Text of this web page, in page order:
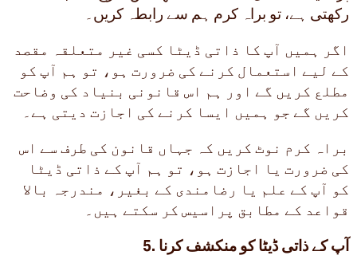
رکھتی ہے، تو براہ کرم ہم سے رابطہ کریں۔
اگر ہمیں آپ کا ذاتی ڈیٹا کسی غیر متعلقہ مقصد
کے لیے استعمال کرنے کی ضرورت ہو، تو ہم آپ کو
مطلع کریں گے اور ہم اس قانونی بنیاد کی وضاحت
کریں گے جو ہمیں ایسا کرنے کی اجازت دیتی ہے۔
براہ کرم نوٹ کریں کہ جہاں قانون کی طرف سے اس
کی ضرورت یا اجازت ہو، تو ہم آپ کے ذاتی ڈیٹا
کو آپ کے علم یا رضامندی کے بغیر، مندرجہ بالا
قواعد کے مطابق پراسیس کر سکتے ہیں۔
5. آپ کے ذاتی ڈیٹا کو منکشف کرنا